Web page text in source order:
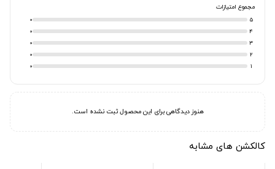
مجموع امتیازات
5
0
4
0
3
0
2
0
1
0
هنوز دیدگاهی برای این محصول ثبت نشده است.
کالکشن های مشابه